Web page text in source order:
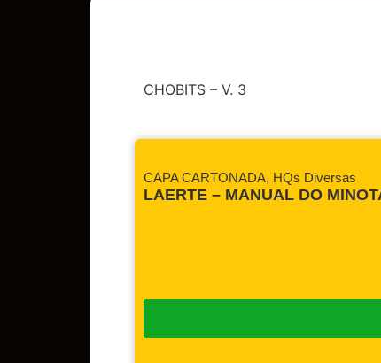
CHOBITS – V. 3
CAPA CARTONADA, HQs Diversas
LAERTE – MANUAL DO